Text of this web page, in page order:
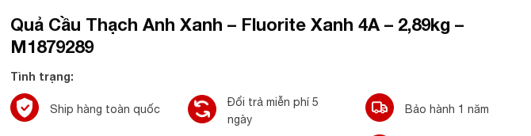
Quả Cầu Thạch Anh Xanh – Fluorite Xanh 4A – 2,89kg –
M1879289
Tình trạng:
Ship hàng toàn quốc
Đổi trả miễn phí 5
ngày
Bảo hành 1 năm